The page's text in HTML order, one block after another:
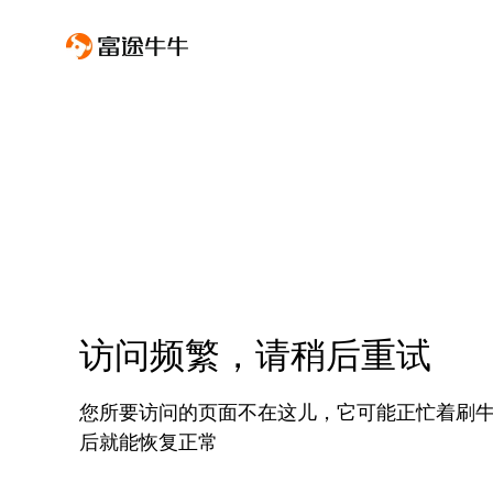
访问频繁，请稍后重试
您所要访问的页面不在这儿，它可能正忙着刷
后就能恢复正常